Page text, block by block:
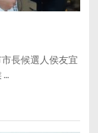
長候選人侯友宜